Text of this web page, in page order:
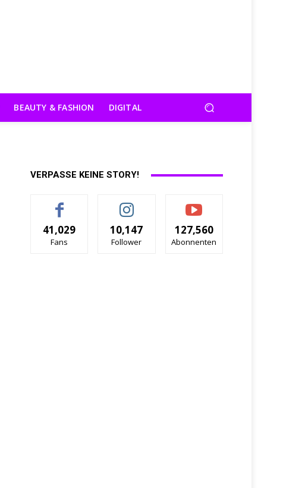
BEAUTY & FASHION DIGITAL
VERPASSE KEINE STORY!
41,029
Fans
10,147
Follower
127,560
Abonnenten